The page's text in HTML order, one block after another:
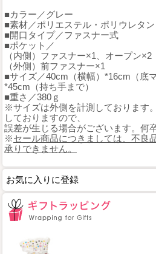
■カラー／グレー
■素材／ポリエステル・ポリウレタン
■開口タイプ／ファスナー式
■ポケット／
（内側）ファスナー×1、オープン×2
（外側）前ファスナー×1
■サイズ／40cm（横幅）*16cm（底
*45cm（持ち手まで）
■重さ／380ｇ
※サイズは外側を計測しております
しておりますので、
誤差が生じる場合がございます。何
※セール商品につきましては、不良
承りできません。
お気に入りに登録